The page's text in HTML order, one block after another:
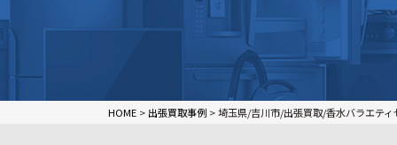
HOME > 出張買取事例 >埼玉県/吉川市/出張買取/香水バラエテ